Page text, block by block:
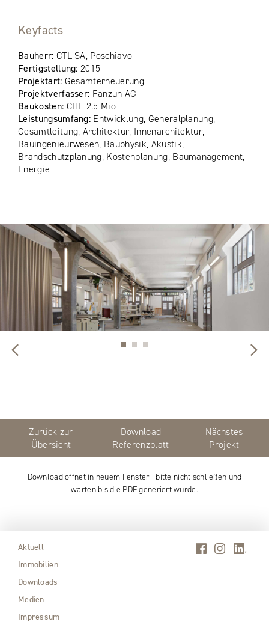
Keyfacts
Bauherr: CTL SA, Poschiavo
Fertigstellung:2015
Projektart: Gesamterneuerung
Projektverfasser: Fanzun AG
Baukosten: CHF 2.5 Mio
Leistungsumfang: Entwicklung, Generalplanung,
Gesamtleitung, Architektur, Innenarchitektur,
Bauingenieurwesen, Bauphysik, Akustik,
Brandschutzplanung, Kostenplanung, Baumanagement,
Energie
Zurück zur
Übersicht
Download
Referenzblatt
Nächstes
Projekt
Download öffnet in neuem Fenster - bitte nicht schließen und
warten bis die PDF generiert wurde.
Aktuell
Immobilien
Downloads
Medien
Impressum